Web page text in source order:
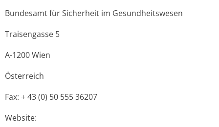
Bundesamt für Sicherheit im Gesundheitswesen
Traisengasse 5
A-1200 Wien
Österreich
Fax: + 43 (0) 50 555 36207
Website: